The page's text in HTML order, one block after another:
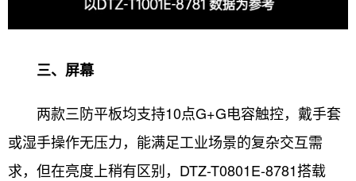
三、屏幕
两款三防平板均支持10点G+G电容触控，戴手套
或湿手操作无压力，能满足工业场景的复杂交互需
求，但在亮度上稍有区别，DTZ-T0801E-8781搭载